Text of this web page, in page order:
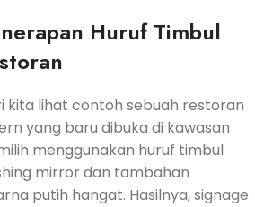
Huruf Timbul
kita lihat contoh sebuah restoran
yang baru dibuka di kawasan
menggunakan huruf timbul
mirror dan tambahan
putih hangat. Hasilnya, signage